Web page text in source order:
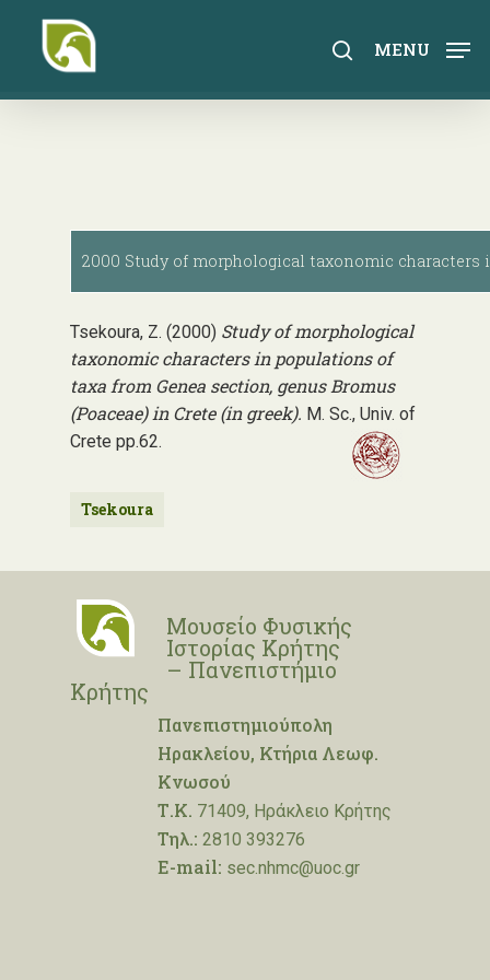
content
search
MENU
2000 Study of morphological taxonomic characters
Tsekoura, Z. (2000) Study of morphological
taxonomic characters in populations of
taxa from Genea section, genus Bromus
(Poaceae) in Crete (in greek). M. Sc., Univ. of
Crete pp.62.
Tsekoura
Μουσείο Φυσικής
Ιστορίας Κρήτης
– Πανεπιστήμιο
Κρήτης
Πανεπιστημιούπολη
Ηρακλείου, Κτήρια Λεωφ.
Κνωσού
Τ.Κ. 71409, Ηράκλειο Κρήτης
Τηλ.: 2810 393276
E-mail: sec.nhmc@uoc.gr